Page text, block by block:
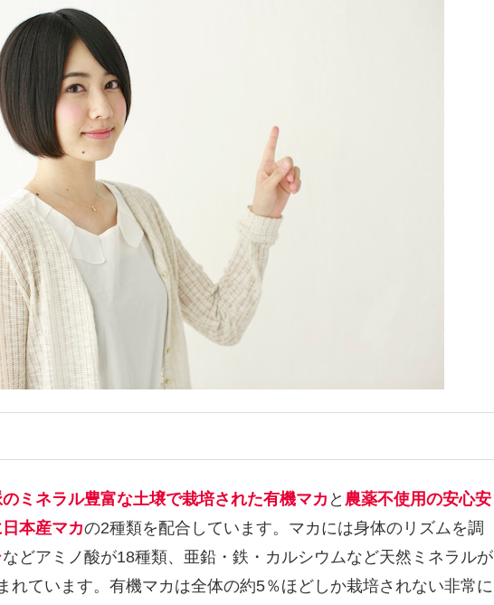
ミネラル豊富な土壌で栽培された有機マカ と 農薬不使用の安心安
本産マカの2種類を配合しています。マカには身体のリズムを調
などアミノ酸が18種類、亜鉛・鉄・カルシウムなど天然ミネラルが
れています。有機マカは全体の約5％ほどしか栽培されない非常に